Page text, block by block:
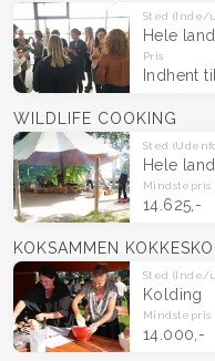
Sted (Inde/
Hele
Pris
Indhent
WILDLIFE COOKING
Sted
Hele
Mindstepris
14.625,-
KOKSAMMEN
Sted (Inde/
Kolding
Mindstepris
14.000,-